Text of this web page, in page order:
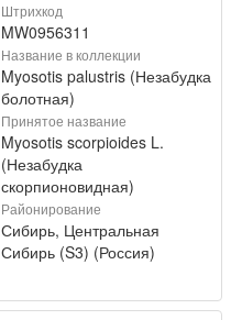
Штрихкод
MW0956311
Название в коллекции
Myosotis palustris (Незабудка
болотная)
Принятое название
Myosotis scorpioides L.
(Незабудка
скорпионовидная)
Районирование
Сибирь, Центральная
Сибирь (S3) (Россия)